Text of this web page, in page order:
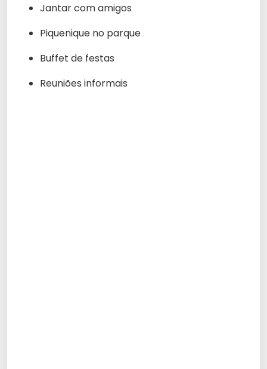
Jantar com amigos
Piquenique no parque
Buffet de festas
Reuniões informais